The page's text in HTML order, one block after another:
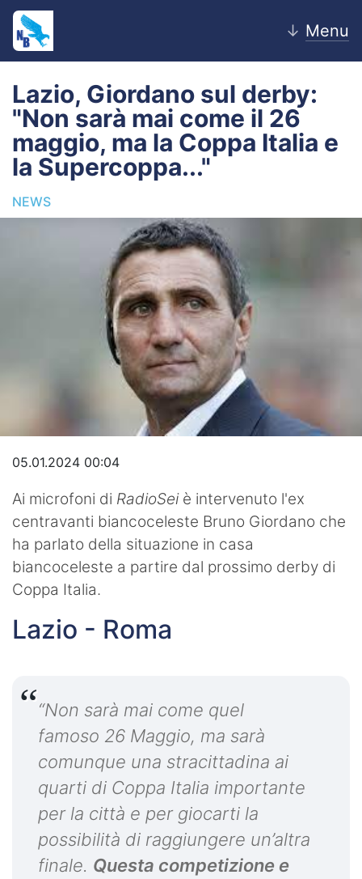
↓ Menu
Home
News
Editoriale
Settore Giovanile
Lazio Women
Calciomercato
Lazio, Giordano sul derby:
"Non sarà mai come il 26
maggio, ma la Coppa Italia e
la Supercoppa..."
NEWS
05.01.2024 00:04
Ai microfoni di RadioSei è intervenuto l'ex
centravanti biancoceleste Bruno Giordano che
ha parlato della situazione in casa
biancoceleste a partire dal prossimo derby di
Coppa Italia.
Lazio - Roma
“Non sarà mai come quel
famoso 26 Maggio, ma sarà
comunque una stracittadina ai
quarti di Coppa Italia importante
per la città e per giocarti la
possibilità di raggiungere un’altra
finale. Questa competizione e